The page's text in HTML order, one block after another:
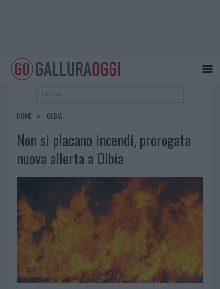
HOME OLBIA
Non si placano incendi, prorogata
nuova allerta a Olbia